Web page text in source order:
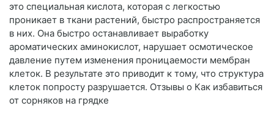
это специальная кислота, которая с легкостью
проникает в ткани растений, быстро распространяется
в них. Она быстро останавливает выработку
ароматических аминокислот, нарушает осмотическое
давление путем изменения проницаемости мембран
клеток. В результате это приводит к тому, что структура
клеток попросту разрушается. Отзывы о Как избавиться
от сорняков на грядке